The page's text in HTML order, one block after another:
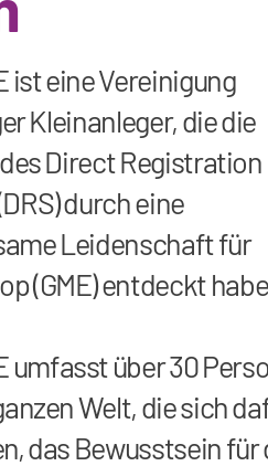
ist eine Vereinigung
Kleinanleger, die die
Direct Registration
durch eine
Leidenschaft für
(GME) entdeckt
umfasst über 30
Welt, die sich
das Bewusstsein für